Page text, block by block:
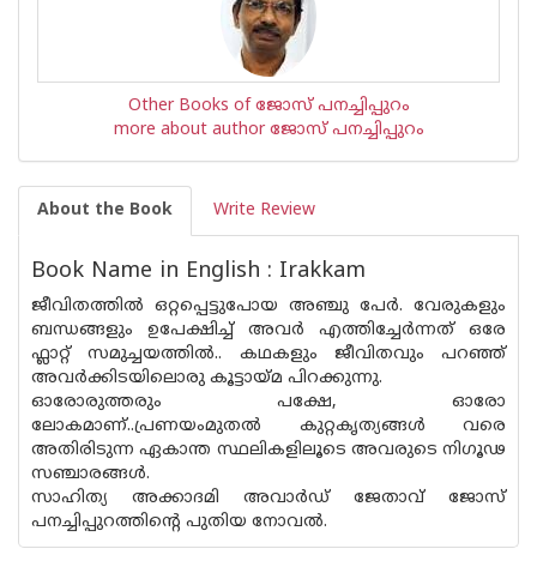
Other Books of ജോസ് പനച്ചിപ്പുറം
more about author ജോസ് പനച്ചിപ്പുറം
About the Book Write Review
Book Name in English : Irakkam
ജീവിതത്തിൽ ഒറ്റപ്പെട്ടുപോയ അഞ്ചു പേർ. വേരുകളും
ബന്ധങ്ങളും ഉപേക്ഷിച്ച് അവർ എത്തിച്ചേർന്നത് ഒരേ
ഫ്ലാറ്റ് സമുച്ചയത്തിൽ.. കഥകളും ജീവിതവും പറഞ്ഞ്
അവർക്കിടയിലൊരു കൂട്ടായ്മ പിറക്കുന്നു.
ഓരോരുത്തരും പക്ഷേ, ഓരോ
ലോകമാണ്..പ്രണയംമുതൽ കുറ്റകൃത്യങ്ങൾ വരെ
അതിരിടുന്ന ഏകാന്ത സ്ഥലികളിലൂടെ അവരുടെ നിഗൂഢ
സഞ്ചാരങ്ങൾ.
സാഹിത്യ അക്കാദമി അവാർഡ് ജേതാവ് ജോസ്
പനച്ചിപ്പുറത്തിന്റെ പുതിയ നോവൽ.